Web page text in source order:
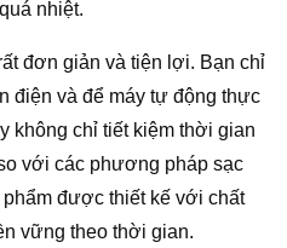
nhiệt.
đơn giản và tiện lợi. Bạn chỉ
điện và để máy tự động thực
không chỉ tiết kiệm thời gian
với các phương pháp sạc
được thiết kế với chất
vững theo thời gian.